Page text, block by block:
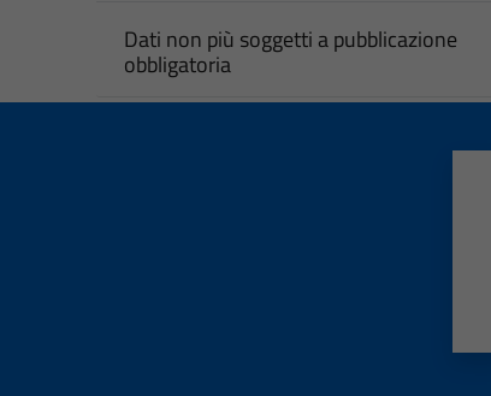
Dati non più soggetti a pubblicazione
obbligatoria